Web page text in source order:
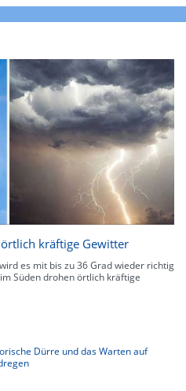
kräftige Gewitter
es mit bis zu 36 Grad wieder richtig
Süden drohen örtlich kräftige
Dürre und das Warten auf